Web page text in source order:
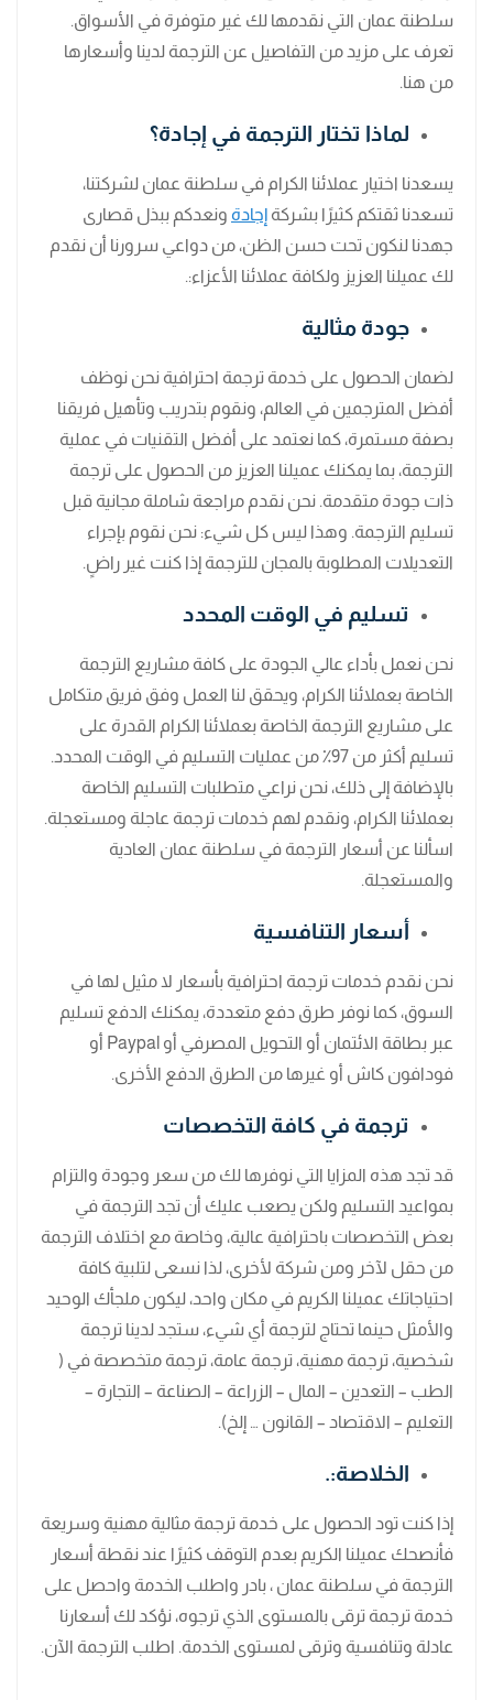
سلطنة عمان التي نقدمها لك غير متوفرة في الأسواق.
تعرف على مزيد من التفاصيل عن الترجمة لدينا وأسعارها
من هنا.
لماذا تختار الترجمة في إجادة؟
يسعدنا اختيار عملائنا الكرام في سلطنة عمان لشركتنا،
تسعدنا ثقتكم كثيرًا بشركة إجادة ونعدكم ببذل قصارى
جهدنا لنكون تحت حسن الظن، من دواعي سرورنا أن نقدم
لك عميلنا العزيز ولكافة عملائنا الأعزاء:.
جودة مثالية
لضمان الحصول على خدمة ترجمة احترافية نحن نوظف
أفضل المترجمين في العالم، ونقوم بتدريب وتأهيل فريقنا
بصفة مستمرة، كما نعتمد على أفضل التقنيات في عملية
الترجمة، بما يمكنك عميلنا العزيز من الحصول على ترجمة
ذات جودة متقدمة. نحن نقدم مراجعة شاملة مجانية قبل
تسليم الترجمة. وهذا ليس كل شيء: نحن نقوم بإجراء
التعديلات المطلوبة بالمجان للترجمة إذا كنت غير راضٍ.
تسليم في الوقت المحدد
نحن نعمل بأداء عالي الجودة على كافة مشاريع الترجمة
الخاصة بعملائنا الكرام، ويحقق لنا العمل وفق فريق متكامل
على مشاريع الترجمة الخاصة بعملائنا الكرام القدرة على
تسليم أكثر من 97٪ من عمليات التسليم في الوقت المحدد.
بالإضافة إلى ذلك، نحن نراعي متطلبات التسليم الخاصة
بعملائنا الكرام، ونقدم لهم خدمات ترجمة عاجلة ومستعجلة.
اسألنا عن أسعار الترجمة في سلطنة عمان العادية
والمستعجلة.
أسعار التنافسية
نحن نقدم خدمات ترجمة احترافية بأسعار لا مثيل لها في
السوق، كما نوفر طرق دفع متعددة، يمكنك الدفع تسليم
عبر بطاقة الائتمان أو التحويل المصرفي أو Paypal أو
فودافون كاش أو غيرها من الطرق الدفع الأخرى.
ترجمة في كافة التخصصات
قد تجد هذه المزايا التي نوفرها لك من سعر وجودة والتزام
بمواعيد التسليم ولكن يصعب عليك أن تجد الترجمة في
بعض التخصصات باحترافية عالية، وخاصة مع اختلاف الترجمة
من حقل لآخر ومن شركة لأخرى، لذا نسعى لتلبية كافة
احتياجاتك عميلنا الكريم في مكان واحد، ليكون ملجأك الوحيد
والأمثل حينما تحتاج لترجمة أي شيء، ستجد لدينا ترجمة
شخصية، ترجمة مهنية، ترجمة عامة، ترجمة متخصصة في (
الطب – التعدين – المال – الزراعة – الصناعة – التجارة –
التعليم – الاقتصاد – القانون … إلخ).
الخلاصة:.
إذا كنت تود الحصول على خدمة ترجمة مثالية مهنية وسريعة
فأنصحك عميلنا الكريم بعدم التوقف كثيرًا عند نقطة أسعار
الترجمة في سلطنة عمان ، بادر واطلب الخدمة واحصل على
خدمة ترجمة ترقى بالمستوى الذي ترجوه، نؤكد لك أسعارنا
عادلة وتنافسية وترقى لمستوى الخدمة. اطلب الترجمة الآن.